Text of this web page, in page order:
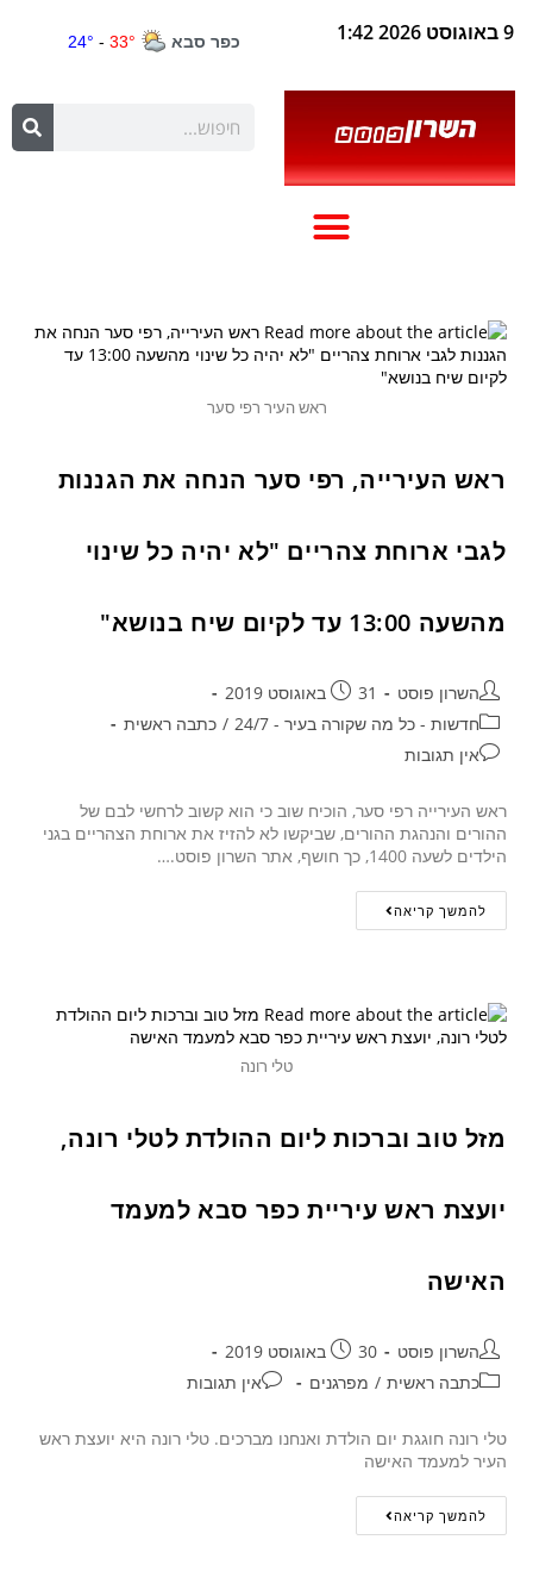
9 באוגוסט 2026 1:42
ראש העיר רפי סער
ראש העירייה, רפי סער הנחה את הגננות
לגבי ארוחת צהריים "לא יהיה כל שינוי
מהשעה 13:00 עד לקיום שיח בנושא"
השרון פוסט
31 באוגוסט 2019
חדשות - כל מה שקורה בעיר - 24/7
/ כתבה ראשית
אין תגובות
ראש העירייה רפי סער, הוכיח שוב כי הוא קשוב לרחשי לבם של
ההורים והנהגת ההורים, שביקשו לא להזיז את ארוחת הצהריים בגני
הילדים לשעה 1400, כך חושף, אתר השרון פוסט.…
להמשך קריאה
טלי רונה
מזל טוב וברכות ליום ההולדת לטלי רונה,
יועצת ראש עיריית כפר סבא למעמד
האישה
השרון פוסט
30 באוגוסט 2019
כתבה ראשית / מפרגנים אין תגובות
טלי רונה חוגגת יום הולדת ואנחנו מברכים. טלי רונה היא יועצת ראש
העיר למעמד האישה
להמשך קריאה